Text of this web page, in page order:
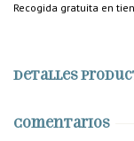
Recogida gratuita en
Detalles
Comentarios